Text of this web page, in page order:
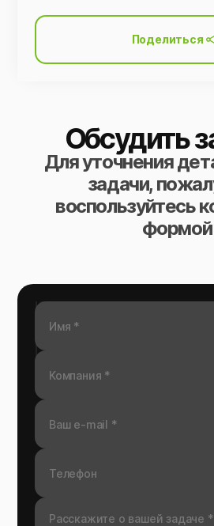
Поделиться
Обсудить
Для уточнения
задачи,
воспользуйтесь
формой